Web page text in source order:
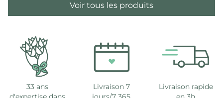
Voir tous les produits
33 ans
Livraison 7
Livraison rapide